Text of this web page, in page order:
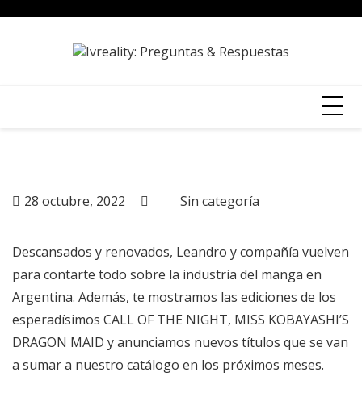
28 octubre, 2022 Sin categoría
Descansados y renovados, Leandro y compañía vuelven
para contarte todo sobre la industria del manga en
Argentina. Además, te mostramos las ediciones de los
esperadísimos CALL OF THE NIGHT, MISS KOBAYASHI’S
DRAGON MAID y anunciamos nuevos títulos que se van
a sumar a nuestro catálogo en los próximos meses.